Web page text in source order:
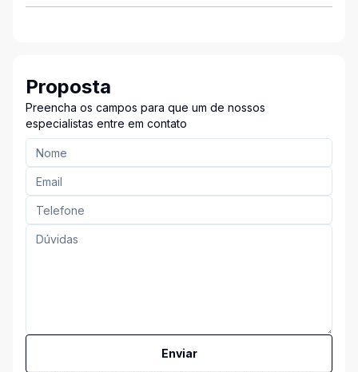
Proposta
Preencha os campos para que um de nossos
especialistas entre em contato
Enviar